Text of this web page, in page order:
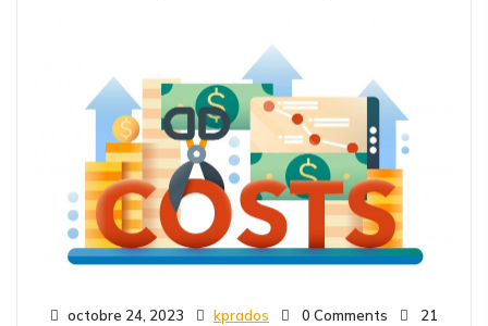
octobre 24, 2023 kprados 0 Comments
21